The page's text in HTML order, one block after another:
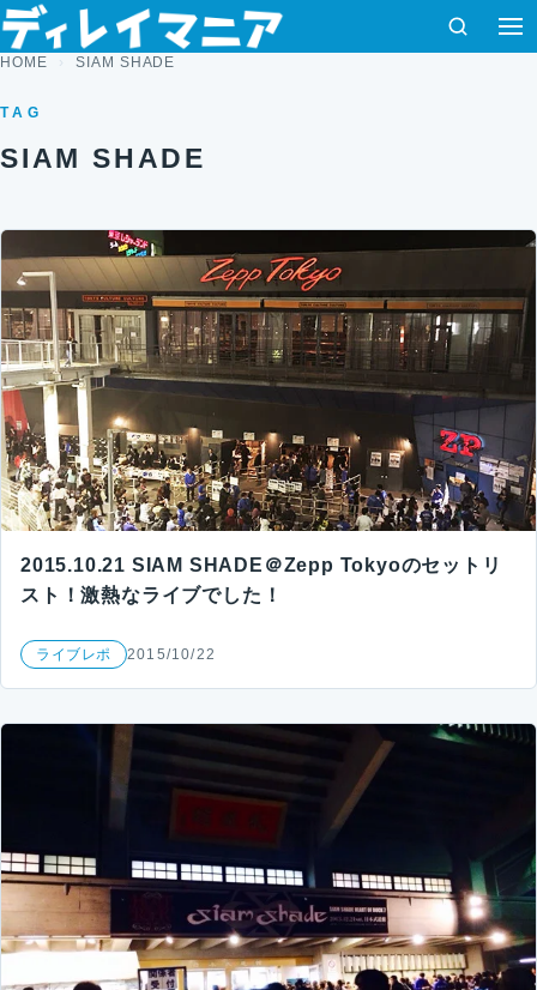
コンテンツへスキップ
検索
HOME SIAM SHADE
TAG
SIAM SHADE
2015.10.21 SIAM SHADE＠Zepp Tokyoのセットリ
スト！激熱なライブでした！
ライブレポ 2015/10/22